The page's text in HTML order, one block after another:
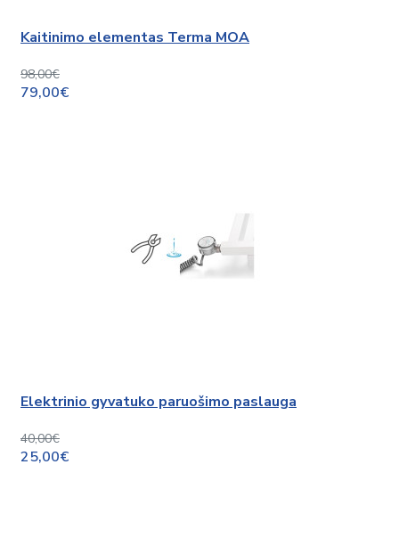
Kaitinimo elementas Terma MOA
98,00€
79,00€
Elektrinio gyvatuko paruošimo paslauga
40,00€
25,00€